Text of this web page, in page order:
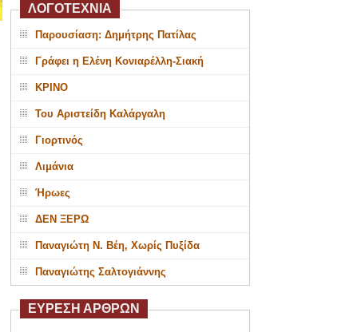
ΛΟΓΟΤΕΧΝΙΑ
Παρουσίαση: Δημήτρης Πατίλας
Γράφει η Ελένη Κονιαρέλλη-Σιακή
ΚΡΙΝΟ
Του Αριστείδη Καλάργαλη
Γιορτινός
Λιμάνια
Ήρωες
ΔΕΝ ΞΕΡΩ
Παναγιώτη Ν. Βέη, Χωρίς Πυξίδα
Παναγιώτης Σαλτογιάννης
ΕΥΡΕΣΗ ΑΡΘΡΩΝ